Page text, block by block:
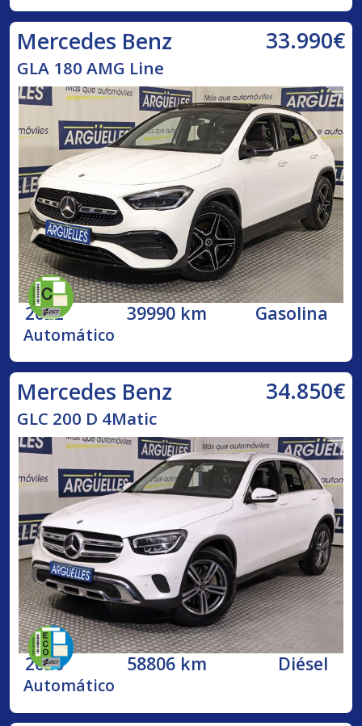
Mercedes Benz 33.990€
GLA 180 AMG Line
2022 39990 km Gasolina
Automático
Mercedes Benz 34.850€
GLC 200 D 4Matic
2020 58806 km Diésel
Automático